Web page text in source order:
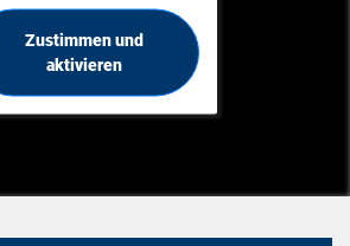
Zustimmen und
aktivieren